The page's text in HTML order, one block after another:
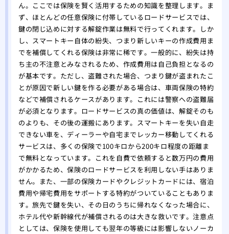
ん。ここでは保険を賢く活用するための知識を整理します。ま
ず、ほとんどの任意保険に付帯しているロードサービスでは、
鍵の閉じ込めに対する解錠作業は無料で行ってくれます。しか
し、スマートキー自体の紛失、つまり新しいキーの作成費用ま
でを補償してくれる保険は非常に稀です。一般的に、紛失は持
ち主の不注意とみなされるため、作成費用は自己負担となるの
が基本です。ただし、盗難された場合、つまり鍵が盗まれたこ
とが原因で新しい鍵を作る必要がある場合は、車両保険の特約
などで補償されるケースがあります。これには警察への盗難届
が必須となります。ロードサービスの真の価値は、解錠そのも
のよりも、その後の運搬にあります。スマートキーを失い自走
できない車を、ディーラーや自宅までレッカー移動してくれる
サービスは、多くの保険で100キロから200キロ程度の距離ま
で無料となっています。これを自費で依頼すると数万円の費用
がかかるため、保険のロードサービスを利用しない手はありま
せん。また、一部の保険カードやクレジットカードには、宿泊
費用や帰宅費用をサポートする特約がついていることもありま
す。旅先で鍵を失い、その日のうちに帰れなくなった場合に、
ホテル代や新幹線代が補償されるのは大きな救いです。注意点
としては、保険を使用しても翌年の等級には影響しないノーカ